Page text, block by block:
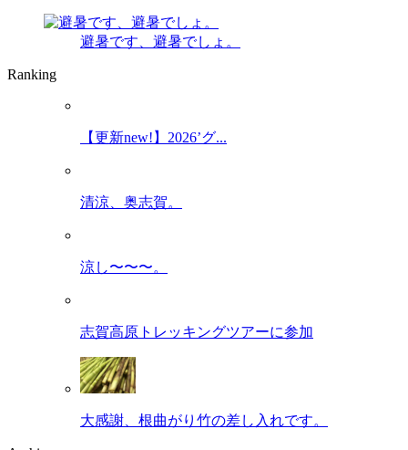
避暑です、避暑でしょ。
Ranking
【更新new!】2026’グ...
清涼、奥志賀。
涼し〜〜〜。
志賀高原トレッキングツアーに参加
大感謝、根曲がり竹の差し入れです。